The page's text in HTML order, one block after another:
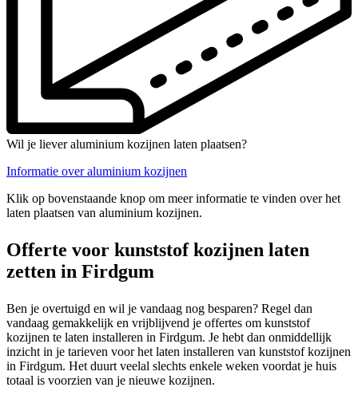
Wil je liever aluminium kozijnen laten plaatsen?
Informatie over aluminium kozijnen
Klik op bovenstaande knop om meer informatie te vinden over het
laten plaatsen van aluminium kozijnen.
Offerte voor kunststof kozijnen laten
zetten in Firdgum
Ben je overtuigd en wil je vandaag nog besparen? Regel dan
vandaag gemakkelijk en vrijblijvend je offertes om kunststof
kozijnen te laten installeren in Firdgum. Je hebt dan onmiddellijk
inzicht in je tarieven voor het laten installeren van kunststof kozijnen
in Firdgum. Het duurt veelal slechts enkele weken voordat je huis
totaal is voorzien van je nieuwe kozijnen.